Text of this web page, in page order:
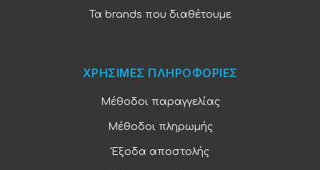
Τα brands που διαθέτουμε
ΧΡΗΣΙΜΕΣ ΠΛΗΡΟΦΟΡΙΕΣ
Μέθοδοι παραγγελίας
Μέθοδοι πληρωμής
Έξοδα αποστολής